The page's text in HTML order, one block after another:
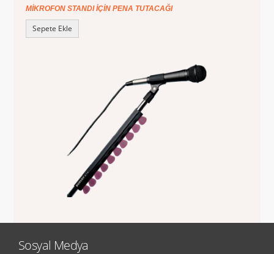
MIKROFON STANDI İÇIN PENA TUTACAĞI
Sepete Ekle
Sosyal Medya